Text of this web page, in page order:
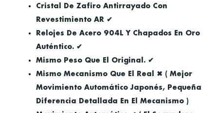
Cristal De Zafiro Antirrayado Con
Revestimiento AR ✔
Relojes De Acero 904L Y Chapados En Oro
Auténtico. ✔
Mismo Peso Que El Original. ✔
Mismo Mecanismo Que El Real ✖ ( Mejor
Movimiento Automático Japonés, Pequeña
Diferencia Detallada En El Mecanismo )